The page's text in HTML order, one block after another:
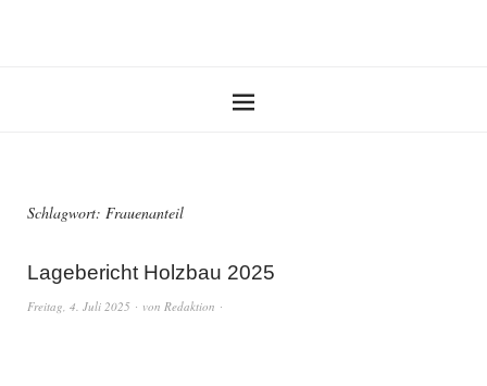
Schlagwort: Frauenanteil
Lagebericht Holzbau 2025
Freitag, 4. Juli 2025 von Redaktion